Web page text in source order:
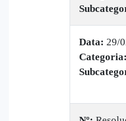
Data: 29/
Categoria: